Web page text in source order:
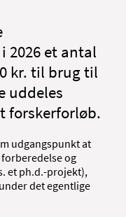
2026 et antal
kr. til brug til
uddeles
forskerforløb.
udgangspunkt at
og
et ph.d.-projekt),
det egentlige